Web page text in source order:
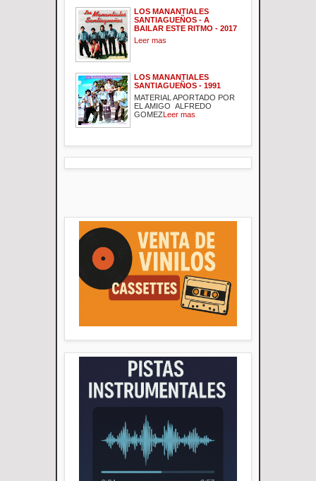
LOS MANANTIALES
SANTIAGUEÑOS - A
BAILAR ESTE RITMO - 2017
Leer mas
LOS MANANTIALES
SANTIAGUEÑOS - 1991
MATERIAL APORTADO POR
EL AMIGO ALFREDO
GOMEZLeer mas